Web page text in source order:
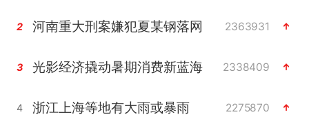
2 河南重大刑案嫌犯夏某钢落网 2363931
3 光影经济撬动暑期消费新蓝海 2338409
4 浙江上海等地有大雨或暴雨 2275870